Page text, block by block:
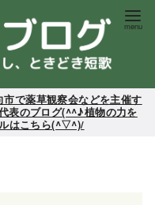
市で薬草観察会などを主催す
表のブログ(^^♪植物の力を
はこちら(^▽^)/